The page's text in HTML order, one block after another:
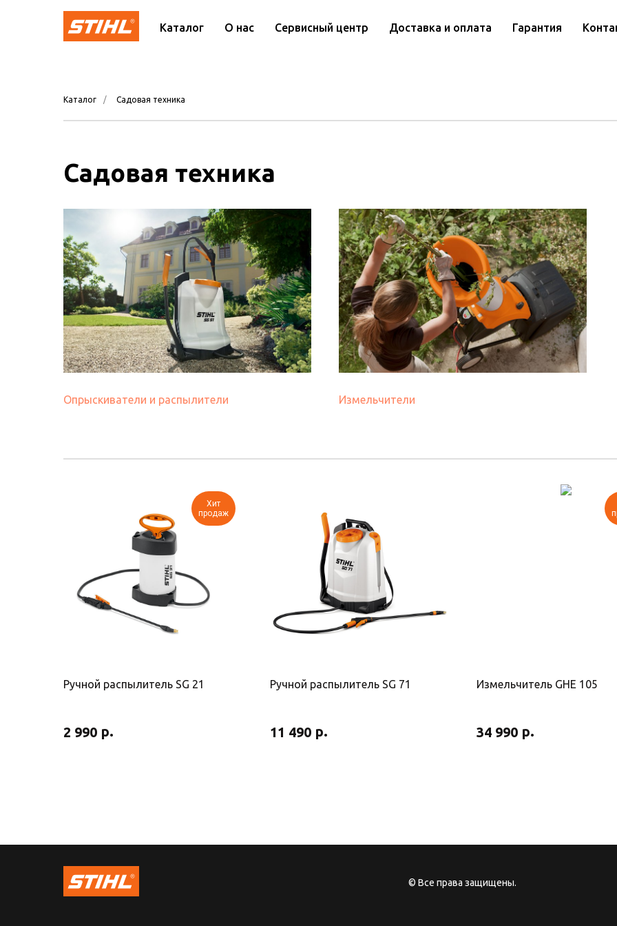
Каталог О нас Сервисный центр Доставка и оплата Гарантия
Каталог / Садовая техника
Садовая техника
Опрыскиватели и распылители Измельчители
Хит
продаж
Ручной распылитель SG 21
2 990 р.
Ручной распылитель SG 71
11 490 р.
Измельчитель GHE 105
34 990 р.
© Все права защищены.